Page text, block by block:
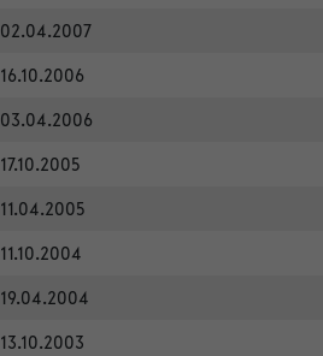
02.04.2007
16.10.2006
03.04.2006
17.10.2005
11.04.2005
11.10.2004
19.04.2004
13.10.2003